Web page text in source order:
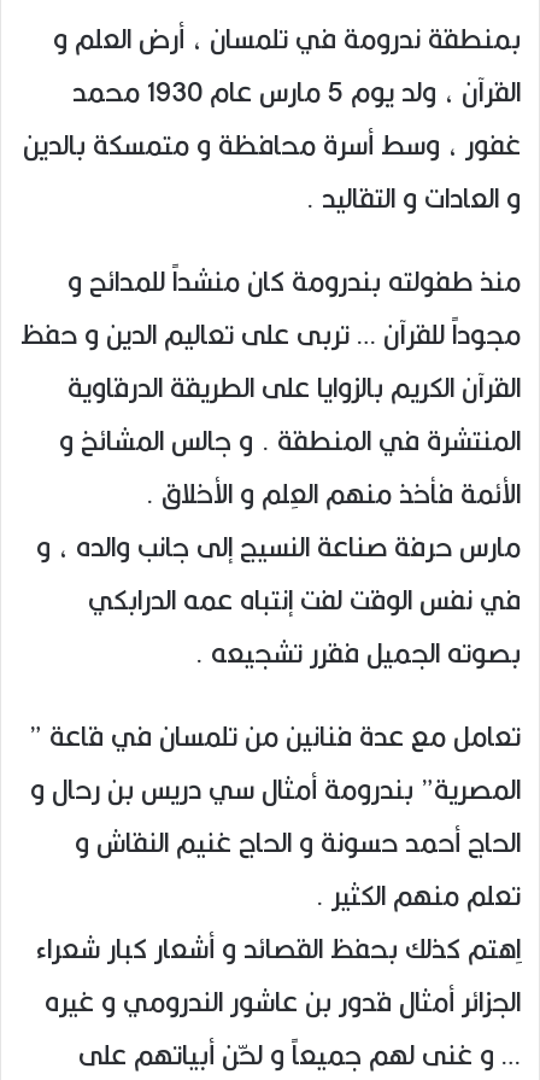
بمنطقة ندرومة في تلمسان ، أرض العلم و
القرآن ، ولد يوم 5 مارس عام 1930 محمد
غفور ، وسط أسرة محافظة و متمسكة بالدين
و العادات و التقاليد .
منذ طفولته بندرومة كان منشداً للمدائح و
مجوداً للقرآن … تربى على تعاليم الدين و حفظ
القرآن الكريم بالزوايا على الطريقة الدرقاوية
المنتشرة في المنطقة . و جالس المشائخ و
الأئمة فأخذ منهم العِلم و الأخلاق .
مارس حرفة صناعة النسيج إلى جانب والده ، و
في نفس الوقت لفت إنتباه عمه الدرابكي
بصوته الجميل فقرر تشجيعه .
تعامل مع عدة فنانين من تلمسان في قاعة ”
المصرية” بندرومة أمثال سي دريس بن رحال و
الحاج أحمد حسونة و الحاج غنيم النقاش و
تعلم منهم الكثير .
اِهتم كذلك بحفظ القصائد و أشعار كبار شعراء
الجزائر أمثال قدور بن عاشور الندرومي و غيره
… و غنى لهم جميعاً و لحّن أبياتهم على